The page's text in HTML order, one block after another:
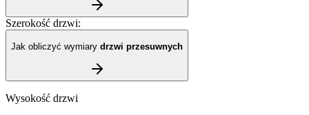
Szerokość drzwi:
Jak obliczyć wymiary drzwi przesuwnych
Wysokość drzwi